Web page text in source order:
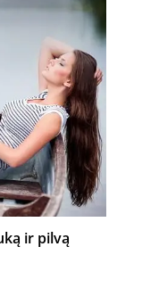
ir pilvą